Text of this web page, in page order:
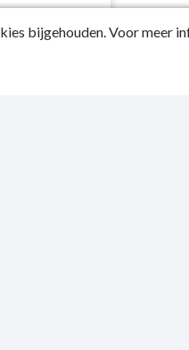
bijgehouden. Voor meer